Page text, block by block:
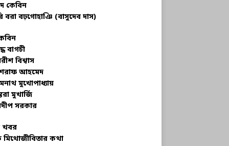
কেবিন
বরা বঢ়গোহাঞি (বাসুদেব দাস)
বাগচী
বিশ্বাস
আহমেদ
মুখোপাধ্যায়
মুখার্জি
সরকার
খবর
কথা